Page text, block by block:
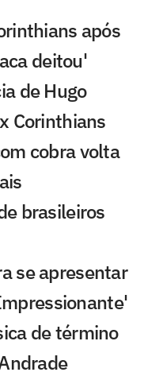
após
deitou'
de Hugo
Corinthians
cobra volta
brasileiros
se apresentar
de término